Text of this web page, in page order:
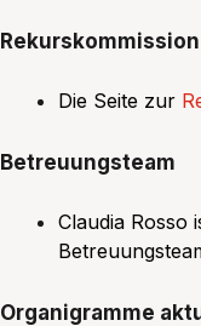
Rekurskommission
Die Seite zur
Betreuungsteam
Claudia Rosso
Organigramme